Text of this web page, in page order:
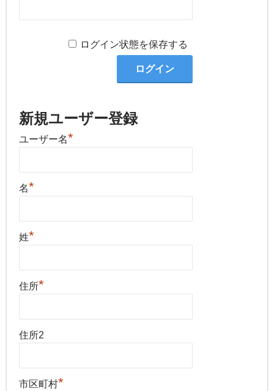
ログイン状態を保存する
新規ユーザー登録
ユーザー名*
名*
姓*
住所*
住所2
市区町村*